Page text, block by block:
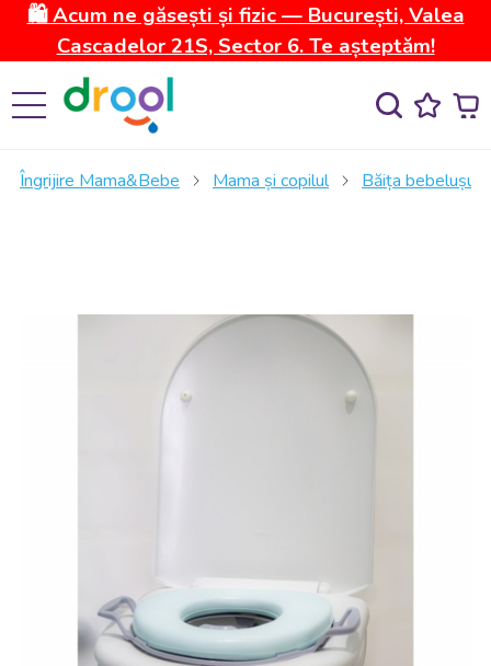
🛍️ Acum ne găsești și fizic — București, Valea
Cascadelor 21S, Sector 6. Te așteptăm!
Îngrijire Mama&Bebe Mama și copilul Băița bebelușului